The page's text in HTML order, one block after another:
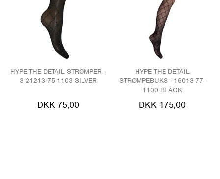
HYPE THE DETAIL STRØMPER -
3-21213-75-1103 SILVER
DKK 75,00
HYPE THE DETAIL
STRØMPEBUKS - 16013-77-
1100 BLACK
DKK 175,00